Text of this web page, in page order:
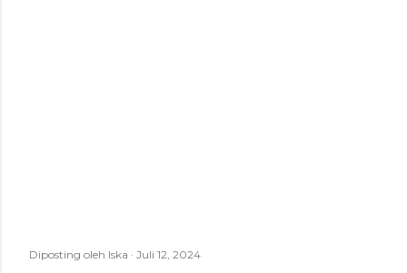
Diposting oleh Iska Juli 12, 2024